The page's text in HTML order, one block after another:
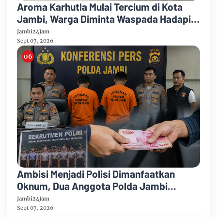
Aroma Karhutla Mulai Tercium di Kota
Jambi, Warga Diminta Waspada Hadapi
Puncak Kemarau
Jambi24Jam
Sept 07, 2026
Ambisi Menjadi Polisi Dimanfaatkan
Oknum, Dua Anggota Polda Jambi
Diduga Tipu Calon Bintara dengan Janji
Kelulusan
Jambi24Jam
Sept 07, 2026